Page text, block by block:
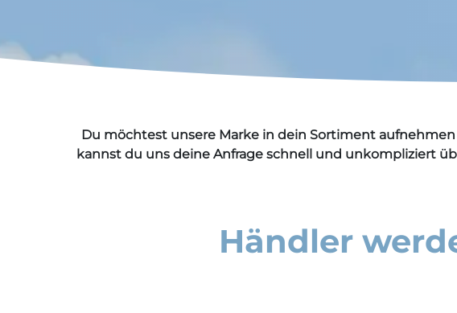
Du möchtest unsere Marke in dein Sortiment
kannst du uns deine Anfrage schnell und unkompliziert
Händler